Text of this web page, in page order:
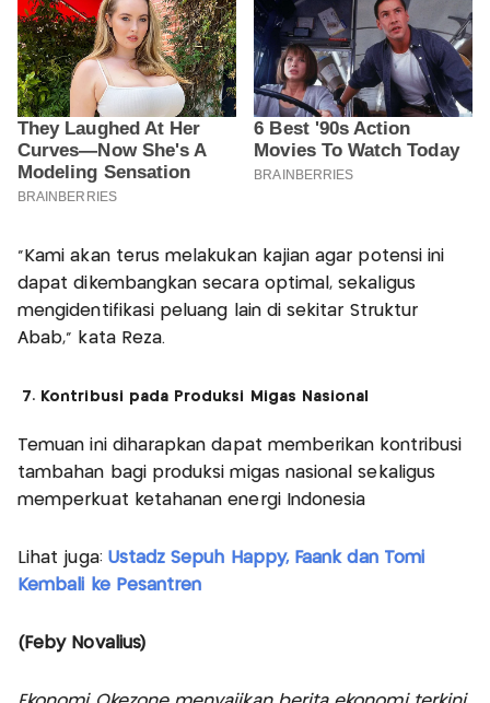
“Kami akan terus melakukan kajian agar potensi ini
dapat dikembangkan secara optimal, sekaligus
mengidentifikasi peluang lain di sekitar Struktur
Abab,” kata Reza.
7. Kontribusi pada Produksi Migas Nasional
Temuan ini diharapkan dapat memberikan kontribusi
tambahan bagi produksi migas nasional sekaligus
memperkuat ketahanan energi Indonesia
Lihat juga: Ustadz Sepuh Happy, Faank dan Tomi
Kembali ke Pesantren
(Feby Novalius)